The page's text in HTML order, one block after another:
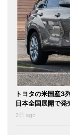
トヨタの米国産3
日本全国展開で発
2日 ago